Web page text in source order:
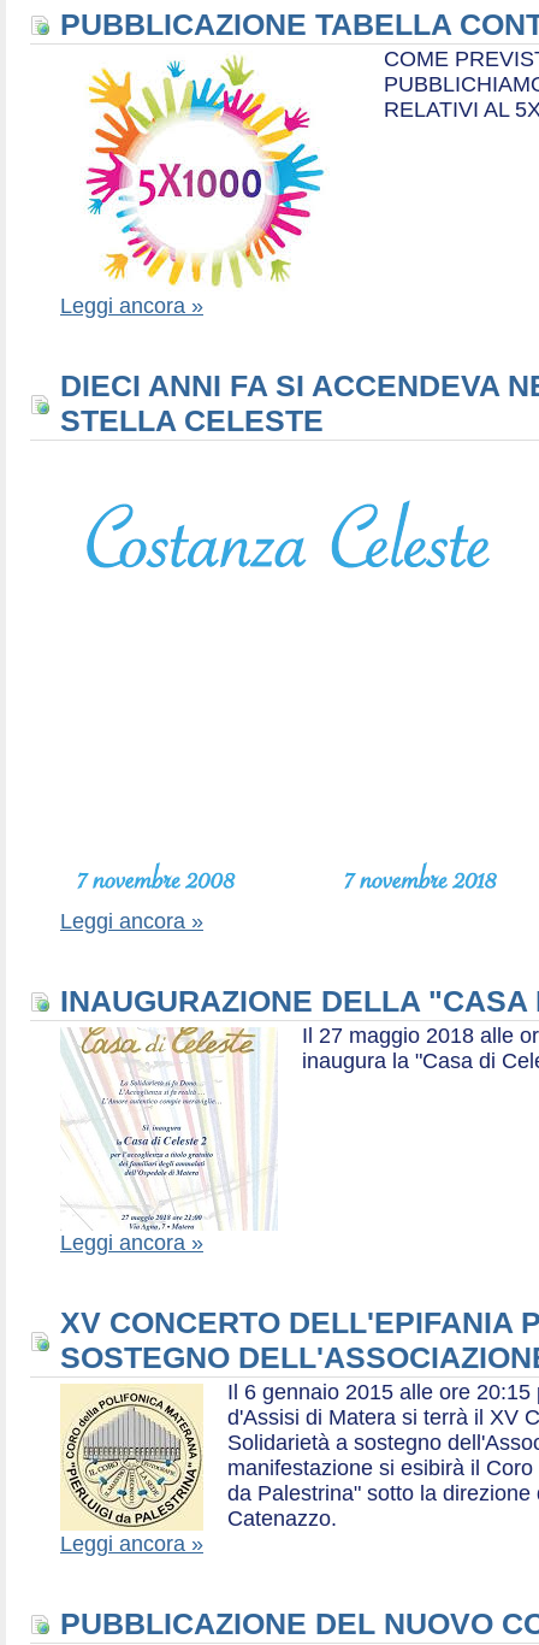
PUBBLICAZIONE TABELLA
COME
RELATIVI AL
Leggi ancora »
DIECI ANNI FA SI ACCENDEVA
STELLA CELESTE
Leggi ancora »
INAUGURAZIONE DELLA
Il 27 maggio 2018 alle
inaugura la "Casa di
Leggi ancora »
XV CONCERTO DELL'EPIFANIA
SOSTEGNO
Il 6 gennaio 2015 alle ore
d'Assisi di Matera si terrà il XV
Solidarietà a sostegno
manifestazione si esibirà il
da Palestrina" sotto la
Catenazzo.
Leggi ancora »
PUBBLICAZIONE DEL NUOVO